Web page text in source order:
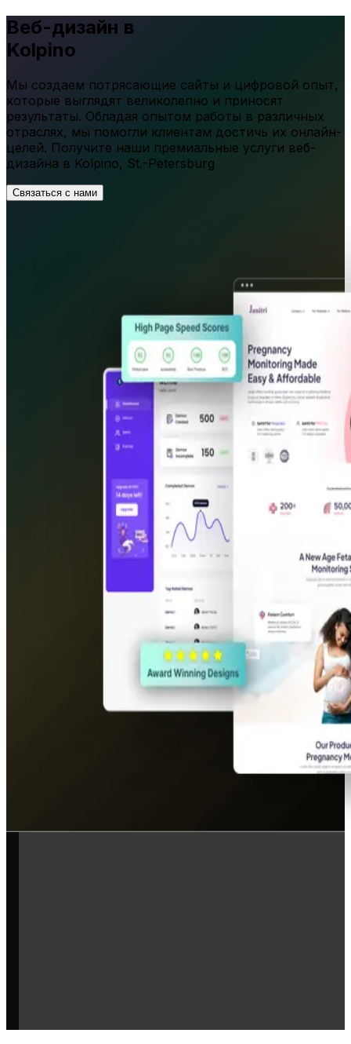
Веб-дизайн в
Kolpino
Мы создаем потрясающие сайты и цифровой опыт,
которые выглядят великолепно и приносят
результаты. Обладая опытом работы в различных
отраслях, мы помогли клиентам достичь их онлайн-
целей. Получите наши премиальные услуги веб-
дизайна в Kolpino, St.-Petersburg
Связаться с нами